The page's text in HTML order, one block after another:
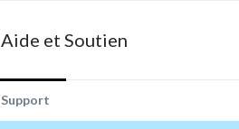
Aide et Soutien
Support